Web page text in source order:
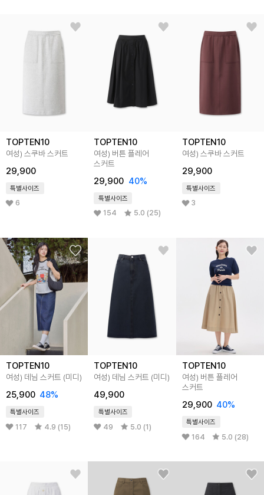
TOPTEN10
여성) 스쿠바 스커트
29,900
특별사이즈
6
TOPTEN10
여성) 버튼 플레어
스커트
29,900 40%
특별사이즈
154 5.0 (25)
TOPTEN10
여성) 스쿠바 스커트
29,900
특별사이즈
3
TOPTEN10
여성) 데님 스커트 (미디)
25,900 48%
특별사이즈
117 4.9 (15)
TOPTEN10
여성) 데님 스커트 (미디)
49,900
특별사이즈
49 5.0 (1)
TOPTEN10
여성) 버튼 플레어
스커트
29,900 40%
특별사이즈
164 5.0 (28)